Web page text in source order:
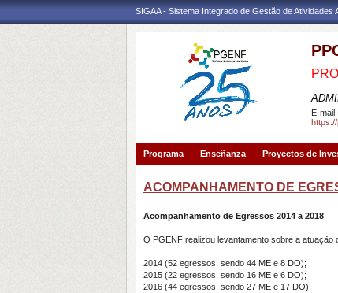
SIGAA - Sistema Integrado de Gestão de Atividades
E-mail:
Programa Enseñanza Proyectos de
ACOMPANHAMENTO DE
Acompanhamento de Egressos 2014 a 2018
O PGENF realizou levantamento sobre a
2014 (52 egressos, sendo 44 ME e 8 DO);
2015 (22 egressos, sendo 16 ME e 6 DO);
2016 (44 egressos, sendo 27 ME e 17 DO);